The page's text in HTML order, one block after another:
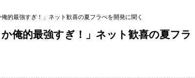
的最強すぎ！」ネット歓喜の夏フラぺを開発に聞く
俺的最強すぎ！」ネット歓喜の夏フラ